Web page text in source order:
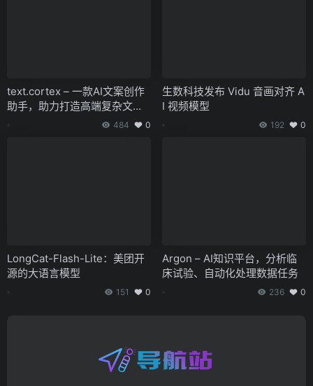
text.cortex – 一款AI文案创作
助手，助力打造高端复杂文本
484 0
生数科技发布 Vidu 音画对齐 A
I 视频模型
192 0
LongCat-Flash-Lite：美团开
源的大语言模型
151 0
Argon – AI知识平台，分析临
床试验、自动化处理数据任务
236 0